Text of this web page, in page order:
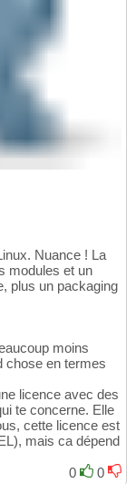
Nuance ! La
modules et un
plus un packaging
moins
chose en termes
licence avec des
te concerne. Elle
cette licence est
mais ca dépend
0
0